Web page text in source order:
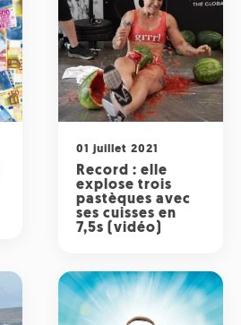
01 juillet 2021
Record : elle
explose trois
pastèques avec
ses cuisses en
7,5s (vidéo)